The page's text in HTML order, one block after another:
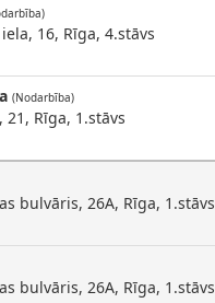
16, Rīga, 4.stāvs
(Nodarbība)
Rīga, 1.stāvs
bulvāris, 26A, Rīga, 1.stāvs
bulvāris, 26A, Rīga, 1.stāvs